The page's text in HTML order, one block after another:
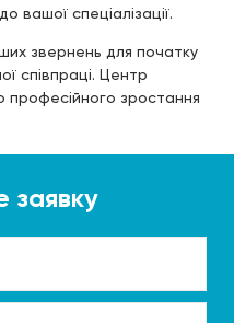
вашої спеціалізації.
звернень для початку
співпраці. Центр
зростання
заявку